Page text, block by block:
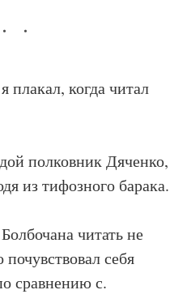
когда читал
полковник Дяченко,
из тифозного барака.
читать не
себя
сравнению с.